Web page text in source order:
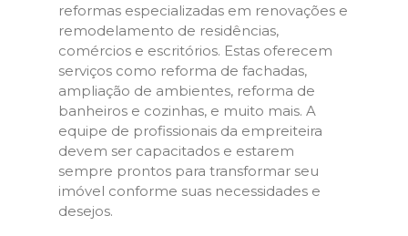
reformas especializadas em renovações e
remodelamento de residências,
comércios e escritórios. Estas oferecem
serviços como reforma de fachadas,
ampliação de ambientes, reforma de
banheiros e cozinhas, e muito mais. A
equipe de profissionais da empreiteira
devem ser capacitados e estarem
sempre prontos para transformar seu
imóvel conforme suas necessidades e
desejos.